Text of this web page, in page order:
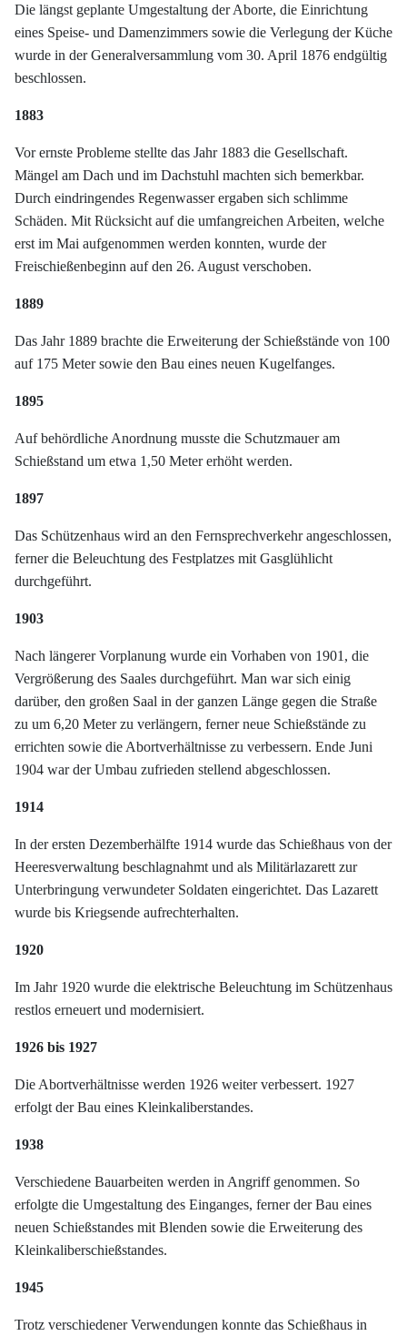
Die längst geplante Umgestaltung der Aborte, die Einrichtung
eines Speise- und Damenzimmers sowie die Verlegung der Küche
wurde in der Generalversammlung vom 30. April 1876 endgültig
beschlossen.
1883
Vor ernste Probleme stellte das Jahr 1883 die Gesellschaft.
Mängel am Dach und im Dachstuhl machten sich bemerkbar.
Durch eindringendes Regenwasser ergaben sich schlimme
Schäden. Mit Rücksicht auf die umfangreichen Arbeiten, welche
erst im Mai aufgenommen werden konnten, wurde der
Freischießenbeginn auf den 26. August verschoben.
1889
Das Jahr 1889 brachte die Erweiterung der Schießstände von 100
auf 175 Meter sowie den Bau eines neuen Kugelfanges.
1895
Auf behördliche Anordnung musste die Schutzmauer am
Schießstand um etwa 1,50 Meter erhöht werden.
1897
Das Schützenhaus wird an den Fernsprechverkehr angeschlossen,
ferner die Beleuchtung des Festplatzes mit Gasglühlicht
durchgeführt.
1903
Nach längerer Vorplanung wurde ein Vorhaben von 1901, die
Vergrößerung des Saales durchgeführt. Man war sich einig
darüber, den großen Saal in der ganzen Länge gegen die Straße
zu um 6,20 Meter zu verlängern, ferner neue Schießstände zu
errichten sowie die Abortverhältnisse zu verbessern. Ende Juni
1904 war der Umbau zufrieden stellend abgeschlossen.
1914
In der ersten Dezemberhälfte 1914 wurde das Schießhaus von der
Heeresverwaltung beschlagnahmt und als Militärlazarett zur
Unterbringung verwundeter Soldaten eingerichtet. Das Lazarett
wurde bis Kriegsende aufrechterhalten.
1920
Im Jahr 1920 wurde die elektrische Beleuchtung im Schützenhaus
restlos erneuert und modernisiert.
1926 bis 1927
Die Abortverhältnisse werden 1926 weiter verbessert. 1927
erfolgt der Bau eines Kleinkaliberstandes.
1938
Verschiedene Bauarbeiten werden in Angriff genommen. So
erfolgte die Umgestaltung des Einganges, ferner der Bau eines
neuen Schießstandes mit Blenden sowie die Erweiterung des
Kleinkaliberschießstandes.
1945
Trotz verschiedener Verwendungen konnte das Schießhaus in